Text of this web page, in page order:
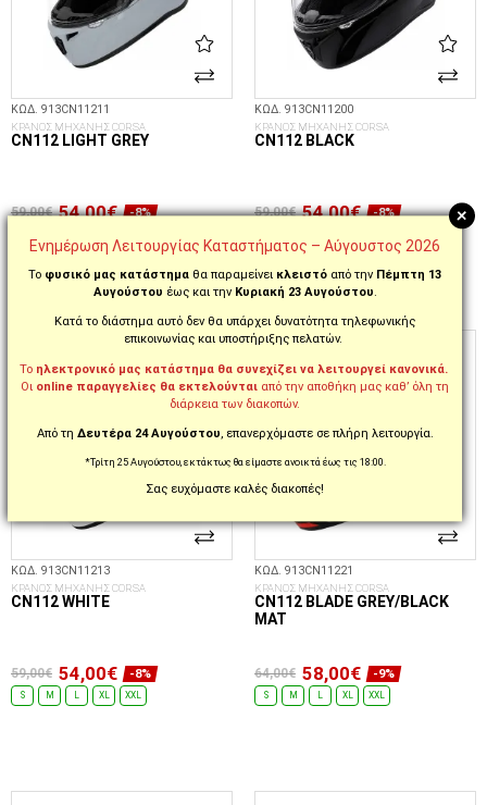
ΚΩΔ. 913CN11211
ΚΡΑΝΟΣ ΜΗΧΑΝΗΣ CORSA
CN112 LIGHT GREY
59,00€ 54,00€ -8%
ΕΠΙΛΟΓΈΣ...
ΚΩΔ. 913CN11200
ΚΡΑΝΟΣ ΜΗΧΑΝΗΣ CORSA
CN112 BLACK
59,00€ 54,00€ -8%
ΕΠΙΛΟΓΈΣ...
ΚΩΔ. 913CN11213
ΚΡΑΝΟΣ ΜΗΧΑΝΗΣ CORSA
CN112 WHITE
59,00€ 54,00€ -8%
S M L XL XXL
ΚΩΔ. 913CN11221
ΚΡΑΝΟΣ ΜΗΧΑΝΗΣ CORSA
CN112 BLADE GREY/BLACK
MAT
64,00€ 58,00€ -9%
S M L XL XXL
+
Ενημέρωση Λειτουργίας Καταστήματος – Αύγουστος 2026
Το φυσικό μας κατάστημα θα παραμείνει κλειστό από την Πέμπτη 13
Αυγούστου έως και τηνΚυριακή 23 Αυγούστου.
Κατά το διάστημα αυτό δεν θα υπάρχει δυνατότητα τηλεφωνικής
επικοινωνίας και υποστήριξης πελατών.
Το ηλεκτρονικό μας κατάστημα θα συνεχίζει να λειτουργεί κανονικά.
Οι online παραγγελίες θα εκτελούνται από την αποθήκη μας καθ’ όλη τη
διάρκεια των διακοπών.
Από τη Δευτέρα 24 Αυγούστου, επανερχόμαστε σε πλήρη λειτουργία.
*Τρίτη 25 Αυγούστου, εκτάκτως θα είμαστε ανοικτά έως τις 18:00.
Σας ευχόμαστε καλές διακοπές!